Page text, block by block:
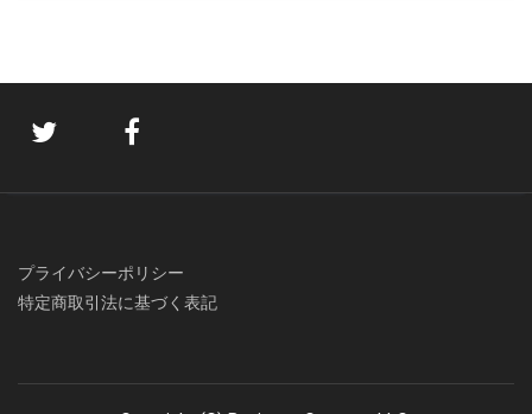
プライバシーポリシー
特定商取引法に基づく表記